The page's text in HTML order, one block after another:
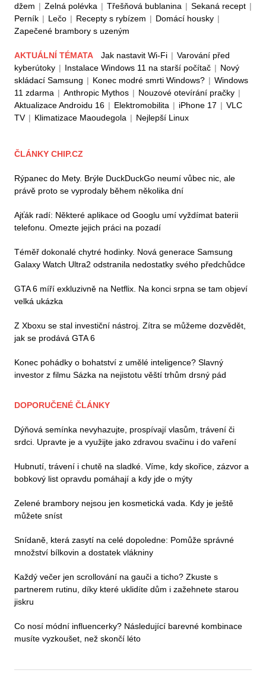
džem | Zelná polévka | Třešňová bublanina | Sekaná recept |
Perník | Lečo | Recepty s rybízem | Domácí housky |
Zapečené brambory s uzeným
AKTUÁLNÍ TÉMATA Jak nastavit Wi-Fi | Varování před
kyberútoky | Instalace Windows 11 na starší počítač | Nový
skládací Samsung | Konec modré smrti Windows? | Windows
11 zdarma | Anthropic Mythos | Nouzové otevírání pračky |
Aktualizace Androidu 16 | Elektromobilita | iPhone 17 | VLC
TV | Klimatizace Maoudegola | Nejlepší Linux
ČLÁNKY CHIP.CZ
Rýpanec do Mety. Brýle DuckDuckGo neumí vůbec nic, ale
právě proto se vyprodaly během několika dní
Ajťák radí: Některé aplikace od Googlu umí vyždímat baterii
telefonu. Omezte jejich práci na pozadí
Téměř dokonalé chytré hodinky. Nová generace Samsung
Galaxy Watch Ultra2 odstranila nedostatky svého předchůdce
GTA 6 míří exkluzivně na Netflix. Na konci srpna se tam objeví
velká ukázka
Z Xboxu se stal investiční nástroj. Zítra se můžeme dozvědět,
jak se prodává GTA 6
Konec pohádky o bohatství z umělé inteligence? Slavný
investor z filmu Sázka na nejistotu věští trhům drsný pád
DOPORUČENÉ ČLÁNKY
Dýňová semínka nevyhazujte, prospívají vlasům, trávení či
srdci. Upravte je a využijte jako zdravou svačinu i do vaření
Hubnutí, trávení i chutě na sladké. Víme, kdy skořice, zázvor a
bobkový list opravdu pomáhají a kdy jde o mýty
Zelené brambory nejsou jen kosmetická vada. Kdy je ještě
můžete sníst
Snídaně, která zasytí na celé dopoledne: Pomůže správné
množství bílkovin a dostatek vlákniny
Každý večer jen scrollování na gauči a ticho? Zkuste s
partnerem rutinu, díky které uklidíte dům i zažehnete starou
jiskru
Co nosí módní influencerky? Následující barevné kombinace
musíte vyzkoušet, než skončí léto